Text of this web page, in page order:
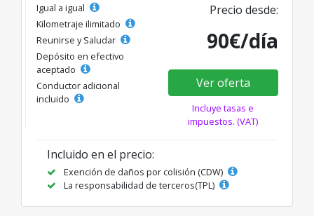
Igual a igual
Kilometraje ilimitado
Reunirse y Saludar
Depósito en efectivo
aceptado
Conductor adicional
incluido
Precio desde:
90€/día
Ver oferta
Incluye tasas e
impuestos. (VAT)
Incluido en el precio:
Exención de daños por colisión (CDW)
La responsabilidad de terceros(TPL)